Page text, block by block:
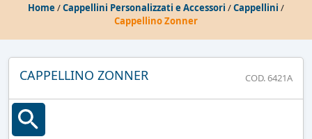
Home /Cappellini Personalizzati e Accessori /Cappellini /
Cappellino Zonner
CAPPELLINO ZONNER COD. 6421A